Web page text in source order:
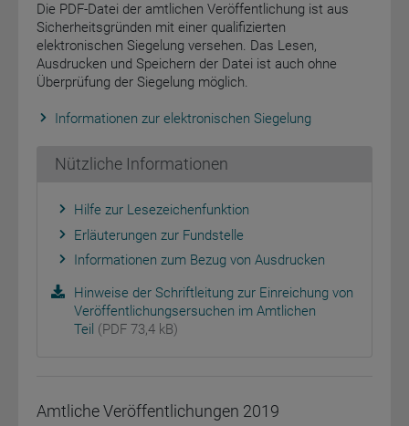
Die PDF-Datei der amtlichen Veröffentlichung ist aus
Sicherheitsgründen mit einer qualifizierten
elektronischen Siegelung versehen. Das Lesen,
Ausdrucken und Speichern der Datei ist auch ohne
Überprüfung der Siegelung möglich.
Informationen zur elektronischen Siegelung
Nützliche Informationen
Hilfe zur Lesezeichenfunktion
Erläuterungen zur Fundstelle
Informationen zum Bezug von Ausdrucken
Hinweise der Schriftleitung zur Einreichung von
Veröffentlichungsersuchen im Amtlichen
Teil (PDF 73,4 kB)
Amtliche Veröffentlichungen 2019